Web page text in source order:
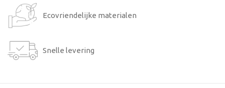
Ecovriendelijke materialen
Snelle levering